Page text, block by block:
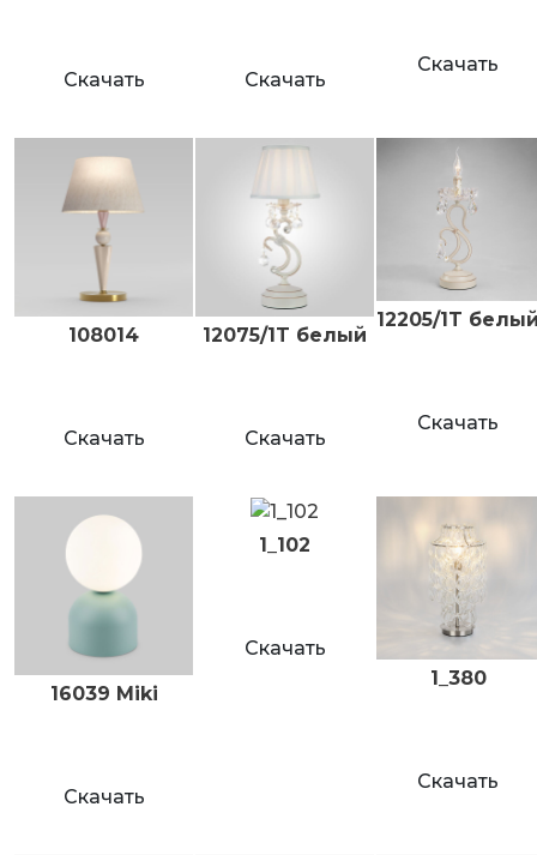
Скачать Скачать
Скачать
108014
Скачать
12075/1T белый
Скачать
12205/1T
Скачать
16039 Miki
Скачать
1_102
Скачать
1_380
Скачать